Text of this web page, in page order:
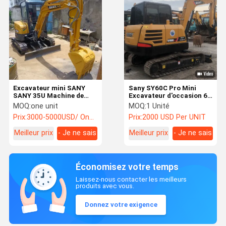
Excavateur mini SANY
SANY 35U Machine de
construction utilisée
MOQ:one unit
Prix:3000-5000USD/ One Unit
Meilleur prix
- Je ne sais
Sany SY60C Pro Mini
Excavateur d'occasion 6
Tonnes Sany Sy75 Sy95
Excavateurs d'occasion
MOQ:1 Unité
Prix:2000 USD Per UNIT
Meilleur prix
- Je ne sais
Économisez votre temps
Laissez-nous contacter les meilleurs
produits avec vous.
Donnez votre exigence